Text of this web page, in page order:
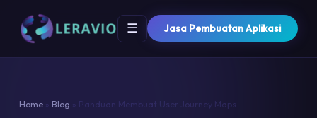
☰ Jasa Pembuatan Aplikasi
Home» Blog » Panduan Membuat User Journey Maps